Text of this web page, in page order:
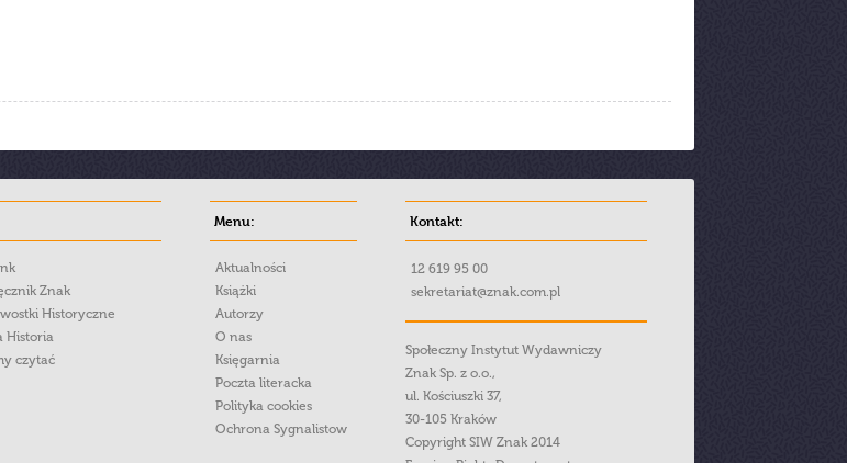
Znak
Historyczne
Historia
czytać
Menu:
Aktualności
Książki
Autorzy
O nas
Księgarnia
Poczta literacka
Polityka cookies
Ochrona Sygnalistow
Kontakt:
12 619 95 00
sekretariat@znak.com.pl
Społeczny Instytut Wydawniczy
Znak Sp. z o.o.,
ul. Kościuszki 37,
30-105 Kraków
Copyright SIW Znak 2014